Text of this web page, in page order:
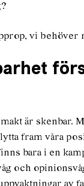
vi behöver
är skenbar.
fram våra
bara i en
och
av